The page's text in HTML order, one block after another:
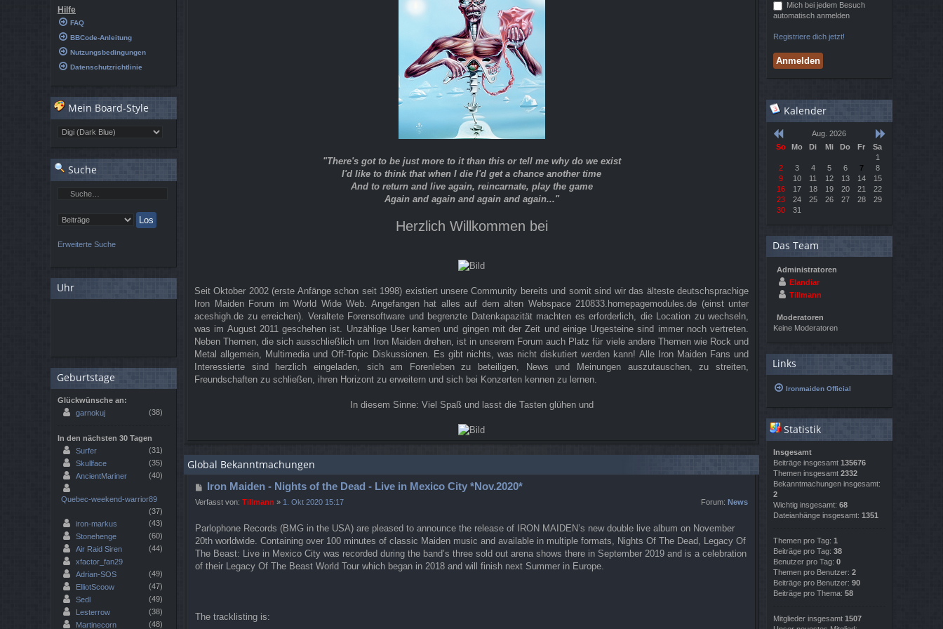
"There's got to be just more to it than this or tell me why do we exist
I'd like to think that when I die I'd get a chance another time
And to return and live again, reincarnate, play the game
Again and again and again and again..."
Herzlich Willkommen bei
Seit Oktober 2002 (erste Anfänge schon seit 1998) existiert unsere Community bereits und somit sind wir das älteste deutschsprachige
Iron Maiden Forum im World Wide Web. Angefangen hat alles auf dem alten Webspace 210833.homepagemodules.de (einst unter
aceshigh.de zu erreichen). Veraltete Forensoftware und begrenzte Datenkapazität machten es erforderlich, die Location zu wechseln,
was im August 2011 geschehen ist. Unzählige User kamen und gingen mit der Zeit und einige Urgesteine sind immer noch vertreten.
Neben Themen, die sich ausschließlich um Iron Maiden drehen, ist in unserem Forum auch Platz für viele andere Themen wie Rock und
Metal allgemein, Multimedia und Off-Topic Diskussionen. Es gibt nichts, was nicht diskutiert werden kann! Alle Iron Maiden Fans und
Interessierte sind herzlich eingeladen, sich am Forenleben zu beteiligen, News und Meinungen auszutauschen, zu streiten,
Freundschaften zu schließen, ihren Horizont zu erweitern und sich bei Konzerten kennen zu lernen.
In diesem Sinne: Viel Spaß und lasst die Tasten glühen und
Global Bekanntmachungen
Iron Maiden - Nights of the Dead - Live in Mexico City *Nov.2020*
Verfasst von: Tillmann » 1. Okt 2020 15:17 Forum: News
Parlophone Records (BMG in the USA) are pleased to announce the release of IRON MAIDEN’s new double live album on November
20th worldwide. Containing over 100 minutes of classic Maiden music and available in multiple formats, Nights Of The Dead, Legacy Of
The Beast: Live in Mexico City was recorded during the band’s three sold out arena shows there in September 2019 and is a celebration
of their Legacy Of The Beast World Tour which began in 2018 and will finish next Summer in Europe.
The tracklisting is:
Hilfe
FAQ
BBCode-Anleitung
Nutzungsbedingungen
Datenschutzrichtlinie
Mein Board-Style
Suche
Erweiterte Suche
Uhr
Geburtstage
Glückwünsche an:
garnokuj
(38)
In den nächsten 30 Tagen
Surfer
(31)
Skullface
(35)
AncientMariner
(40)
Quebec-weekend-warrior89
(37)
iron-markus
(43)
Stonehenge
(60)
Air Raid Siren
(44)
xfactor_fan29
Adrian-SOS
(49)
ElliotScoow
(47)
Sedl
(49)
Lesterrow
(38)
Martinecorn
(48)
Mich bei jedem Besuch
automatisch anmelden
Registriere dich jetzt!
Kalender
Aug. 2026
So
Mo Di Mi Do Fr
Sa
1
2
3 4 5 6 7
8
9
10 11 12 13 14
15
16
17 18 19 20 21
22
23
24 25 26 27 28
29
30
31
Das Team
Administratoren
Elandiar
Tillmann
Moderatoren
Keine Moderatoren
Links
Ironmaiden Official
Statistik
Insgesamt
Beiträge insgesamt 135676
Themen insgesamt 2332
Bekanntmachungen insgesamt:
2
Wichtig insgesamt: 68
Dateianhänge insgesamt: 1351
Themen pro Tag: 1
Beiträge pro Tag: 38
Benutzer pro Tag: 0
Themen pro Benutzer: 2
Beiträge pro Benutzer: 90
Beiträge pro Thema: 58
Mitglieder insgesamt 1507